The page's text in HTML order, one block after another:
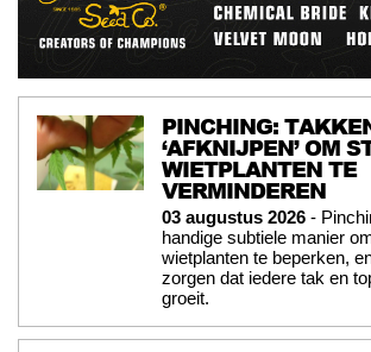
PINCHING:
‘AFKNIJPEN’ OM
WIETPLANTEN TE
VERMINDEREN
03 augustus 2026 -
handige subtiele manier
wietplanten te beperken,
zorgen dat iedere tak en
groeit.